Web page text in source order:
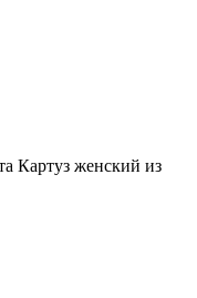
Картуз женский из